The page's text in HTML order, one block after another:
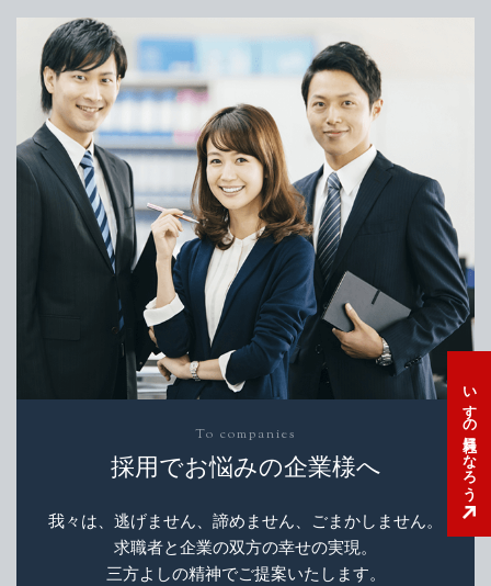
いすゞの社員になろう
To companies
採用でお悩みの企業様へ
我々は、逃げません、諦めません、ごまかしません。
求職者と企業の双方の幸せの実現。
三方よしの精神でご提案いたします。